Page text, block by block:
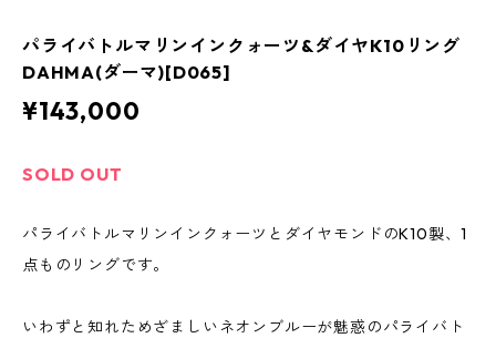
パライバトルマリンインクォーツ&ダイヤK10リング
DAHMA(ダーマ)[D065]
¥143,000
SOLD OUT
パライバトルマリンインクォーツとダイヤモンドのK10製、1
点ものリングです。
いわずと知れためざましいネオンブルーが魅惑のパライバト